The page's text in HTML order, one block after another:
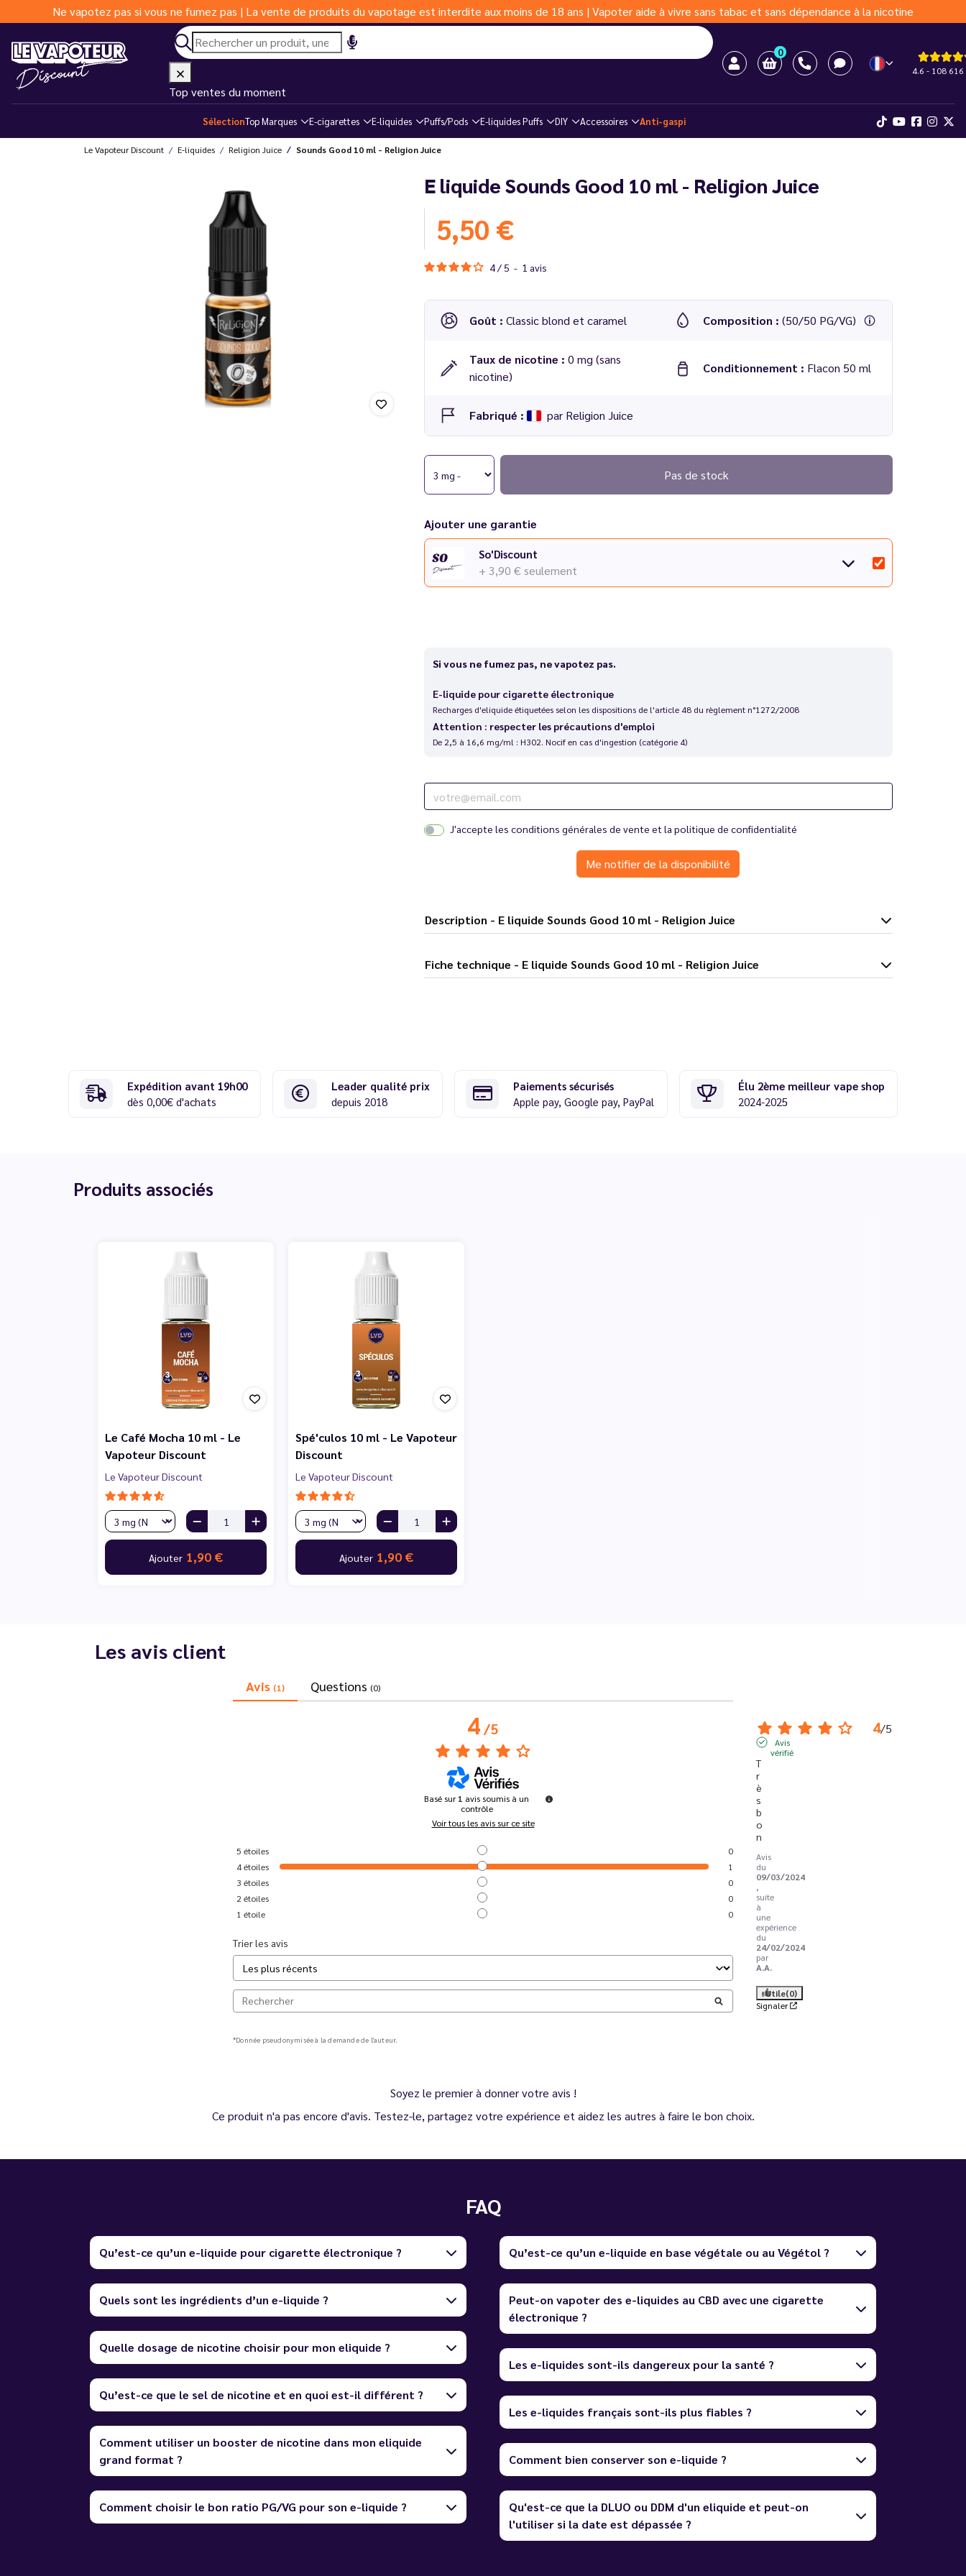
Ne vapotez pas si vous ne fumez pas | La vente de produits du vapotage est interdite aux moins de 18 ans | Vapoter aide à vivre sans tabac et sans dépendance à la nicotine
0
4.6 - 108 616
Top ventes du moment
SélectionTop Marques E-cigarettes E-liquides Puffs/Pods E-liquides Puffs DIY Accessoires Anti-gaspi
Le Vapoteur Discount E-liquides Religion Juice Sounds Good 10 ml - Religion Juice
E liquide Sounds Good 10 ml - Religion Juice
5,50 €
4/ 5 - 1 avis
Goût : Classic blond et caramel Composition : (50/50 PG/VG)
Taux de nicotine : 0 mg (sans
nicotine)
Conditionnement : Flacon 50 ml
Fabriqué : par Religion Juice
Pas de stock
Ajouter une garantie
So'Discount
+ 3,90 € seulement
Si vous ne fumez pas, ne vapotez pas.
E-liquide pour cigarette électronique
Recharges d'eliquide étiquetées selon les dispositions de l'article 48 du règlement n°1272/2008
Attention : respecter les précautions d'emploi
De 2,5 à 16,6 mg/ml : H302. Nocif en cas d'ingestion (catégorie 4)
J'accepte les conditions générales de vente et la politique de confidentialité
Me notifier de la disponibilité
Description - E liquide Sounds Good 10 ml - Religion Juice
Fiche technique - E liquide Sounds Good 10 ml - Religion Juice
Expédition avant 19h00
dès 0,00€ d'achats
Leader qualité prix
depuis 2018
Paiements sécurisés
Apple pay, Google pay, PayPal
Élu 2ème meilleur vape shop
2024-2025
Produits associés
Le Café Mocha 10 ml - Le
Vapoteur Discount
Le Vapoteur Discount
Ajouter 1,90 €
Spé'culos 10 ml - Le Vapoteur
Discount
Le Vapoteur Discount
Ajouter 1,90 €
Les avis client
Avis (1) Questions (0)
4/5
Basé sur1 avis soumis à un
contrôle
Voir tous les avis sur ce site
5 étoiles
0
4étoiles
1
3 étoiles
0
2 étoiles
0
1 étoile 0
Trier les avis
4/5
Avis
vérifié
T
r
è
s
b
o
n
Avis
du
09/03/2024
,
suite
à
une
expérience
du
24/02/2024
par
A.A.
Utile(0)
Signaler
*Donnée pseudonymisée à la demande de l'auteur.
Soyez le premier à donner votre avis !
Ce produit n'a pas encore d'avis. Testez-le, partagez votre expérience et aidez les autres à faire le bon choix.
FAQ
Qu’est-ce qu’un e-liquide pour cigarette électronique ?
Quels sont les ingrédients d’un e-liquide ?
Quelle dosage de nicotine choisir pour mon eliquide ?
Qu’est-ce que le sel de nicotine et en quoi est-il différent ?
Comment utiliser un booster de nicotine dans mon eliquide
grand format ?
Comment choisir le bon ratio PG/VG pour son e-liquide ?
Qu’est-ce qu’un e-liquide en base végétale ou au Végétol ?
Peut-on vapoter des e-liquides au CBD avec une cigarette
électronique ?
Les e-liquides sont-ils dangereux pour la santé ?
Les e-liquides français sont-ils plus fiables ?
Comment bien conserver son e-liquide ?
Qu'est-ce que la DLUO ou DDM d'un eliquide et peut-on
l'utiliser si la date est dépassée ?